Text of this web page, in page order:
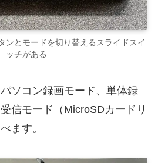
ンとモードを切り替えるスライドスイ
ッチがある
ソコン録画モード、単体録
信モード（MicroSDカードリ
ます。